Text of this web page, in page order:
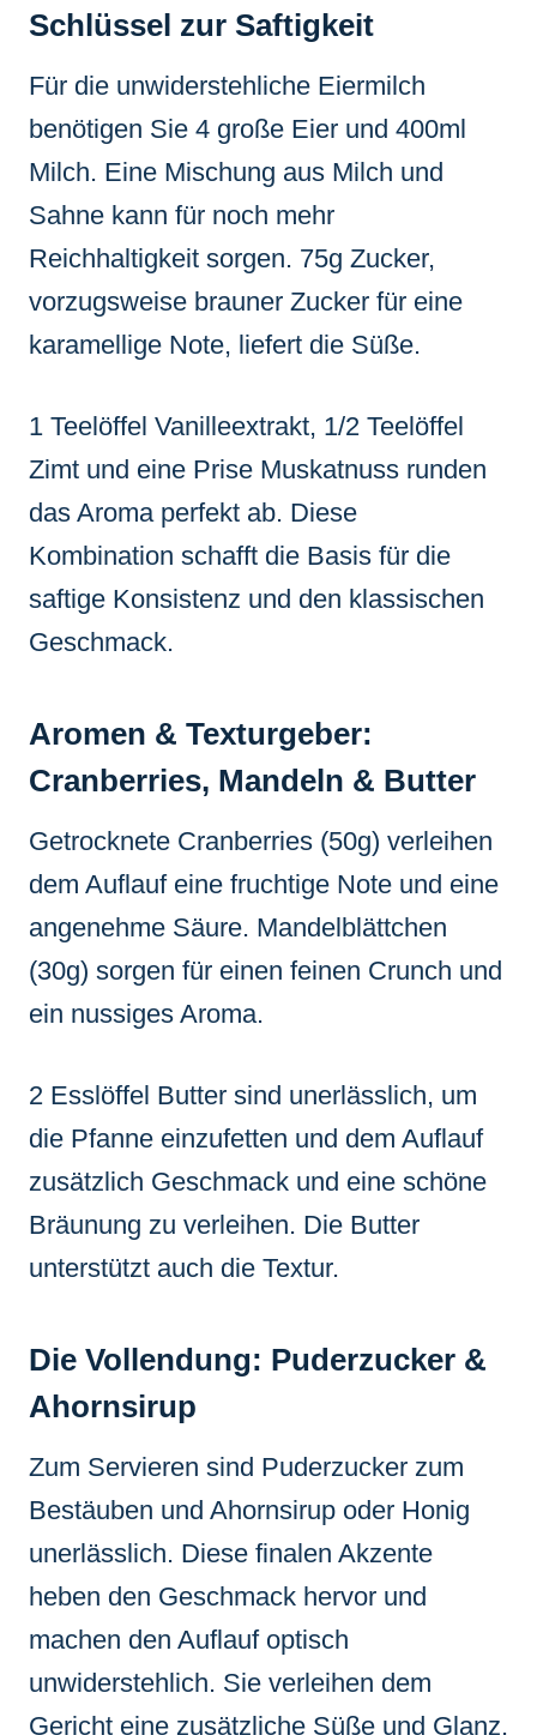
Schlüssel zur Saftigkeit
Für die unwiderstehliche Eiermilch
benötigen Sie 4 große Eier und 400ml
Milch. Eine Mischung aus Milch und
Sahne kann für noch mehr
Reichhaltigkeit sorgen. 75g Zucker,
vorzugsweise brauner Zucker für eine
karamellige Note, liefert die Süße.
1 Teelöffel Vanilleextrakt, 1/2 Teelöffel
Zimt und eine Prise Muskatnuss runden
das Aroma perfekt ab. Diese
Kombination schafft die Basis für die
saftige Konsistenz und den klassischen
Geschmack.
Aromen & Texturgeber:
Cranberries, Mandeln & Butter
Getrocknete Cranberries (50g) verleihen
dem Auflauf eine fruchtige Note und eine
angenehme Säure. Mandelblättchen
(30g) sorgen für einen feinen Crunch und
ein nussiges Aroma.
2 Esslöffel Butter sind unerlässlich, um
die Pfanne einzufetten und dem Auflauf
zusätzlich Geschmack und eine schöne
Bräunung zu verleihen. Die Butter
unterstützt auch die Textur.
Die Vollendung: Puderzucker &
Ahornsirup
Zum Servieren sind Puderzucker zum
Bestäuben und Ahornsirup oder Honig
unerlässlich. Diese finalen Akzente
heben den Geschmack hervor und
machen den Auflauf optisch
unwiderstehlich. Sie verleihen dem
Gericht eine zusätzliche Süße und Glanz.